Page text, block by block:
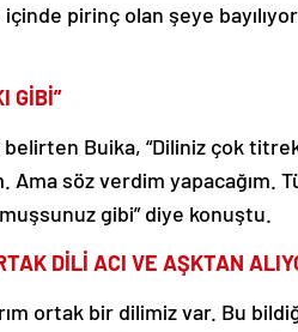
pirinç olan şeye
GİBİ”
Buika, “Diliniz çok
söz verdim yapacağım.
gibi” diye konuştu.
DİLİ ACI VE AŞKTAN
ortak bir dilimiz var. Bu